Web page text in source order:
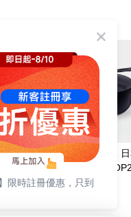
結帳輸入
折//
本原裝琺
22CM
VERMICULAR
裝琺瑯鑄鐵鍋
22cm (海軍藍)
NT$8,388
限時註冊優惠，只到